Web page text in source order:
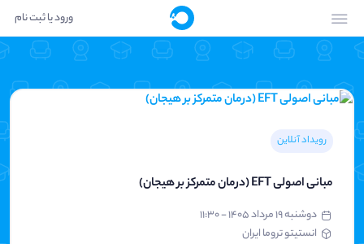
ورود یا ثبت نام
رویداد آنلاین
مبانی اصولی EFT (درمان متمرکز بر هیجان)
دوشنبه ۱۹ مرداد ۱۴۰۵ - ۱۱:۳۰
انستیتو تروما ایران